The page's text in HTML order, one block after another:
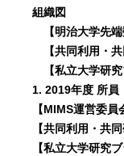
組織図
【明治大学先端
【共同利用・共
【私立大学研究
1. 2019年度 所員
【MIMS運営委員
【共同利用・共
【私立大学研究